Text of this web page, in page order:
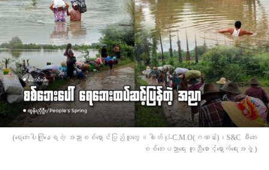
(​ရေ​ဘေးပါကြုံ​နေရတဲ့ အညာစစ်​ရှောင်ပြည်သူ​တွေ ။ဓါတ်ပုံ-C.M.O(ဂဏန်း)၊S&C မီးဘေး
စစ်ဘေးပညာရေး ကူညီစောင့်ရှောက်ရေးအဖွဲ့ )